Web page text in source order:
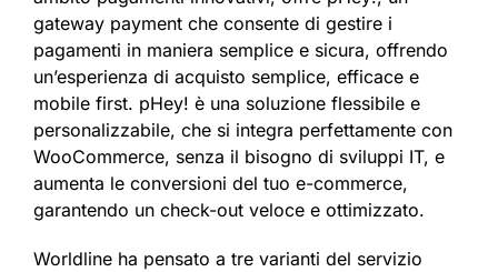
gateway payment che consente di gestire i
pagamenti in maniera semplice e sicura, offrendo
un’esperienza di acquisto semplice, efficace e
mobile first. pHey! è una soluzione flessibile e
personalizzabile, che si integra perfettamente con
WooCommerce, senza il bisogno di sviluppi IT, e
aumenta le conversioni del tuo e-commerce,
garantendo un check-out veloce e ottimizzato.
Worldline ha pensato a tre varianti del servizio